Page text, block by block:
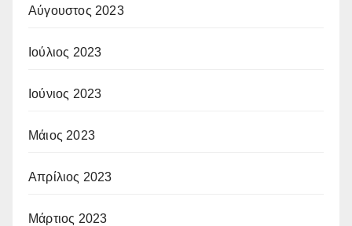
Αύγουστος 2023
Ιούλιος 2023
Ιούνιος 2023
Μάιος 2023
Απρίλιος 2023
Μάρτιος 2023